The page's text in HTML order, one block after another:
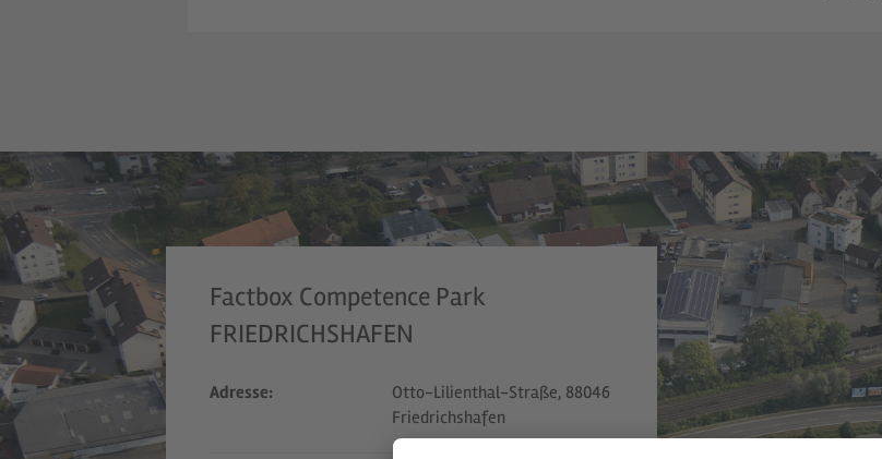
Factbox Competence Park
FRIEDRICHSHAFEN
Adresse:
Otto-Lilienthal-Straße, 88046
Friedrichshafen